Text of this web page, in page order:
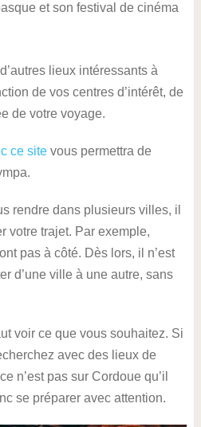
et son festival de cinéma
lieux intéressants à
de vos centres d’intérêt, de
de votre voyage.
ce sitevous permettra de
rendre dans plusieurs villes, il
votre trajet. Par exemple,
pas à côté. Dès lors, il n’est
d’une ville à une autre, sans
voir ce que vous souhaitez. Si
avec des lieux de
n’est pas sur Cordoue qu’il
se préparer avec attention.